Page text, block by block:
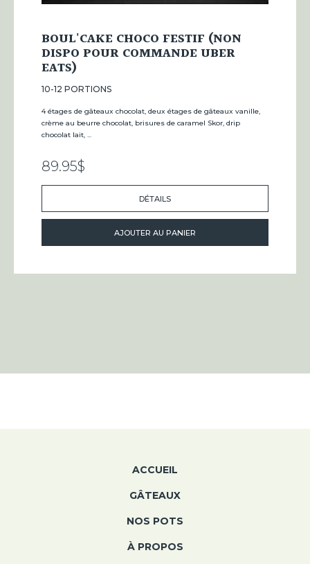
BOUL'CAKE CHOCO FESTIF (NON
DISPO POUR COMMANDE UBER
EATS)
10-12 PORTIONS
4 étages de gâteaux chocolat, deux étages de gâteaux vanille,
crème au beurre chocolat, brisures de caramel Skor, drip
chocolat lait, ...
89.95$
DÉTAILS
AJOUTER AU PANIER
ACCUEIL
GÂTEAUX
NOS POTS
À PROPOS